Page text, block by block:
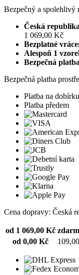
Bezpečný a spolehlivý
Česká
1 069,00 Kč
Bezplatné
Alespoň 1
Bezpečná platba
Bezpečná platba
Platba na dobírku
Platba předem
Cena dopravy: Česká
od 1 069,00 Kč
od 0,00 Kč